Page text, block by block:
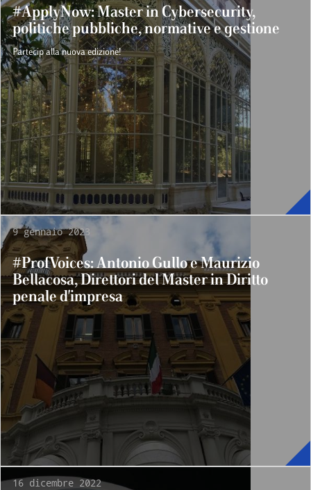
#ApplyNow: Master in Cybersecurity,
politiche pubbliche, normative e gestione
Partecip alla nuova edizione!
9 gennaio 2023
#ProfVoices: Antonio Gullo e Maurizio
Bellacosa, Direttori del Master in Diritto
penale d'impresa
16 dicembre 2022